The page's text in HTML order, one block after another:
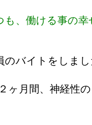
、働ける事の幸
のバイトをしま
ヶ月間、神経性